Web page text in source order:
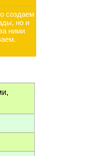
создаем
но и
ними
.